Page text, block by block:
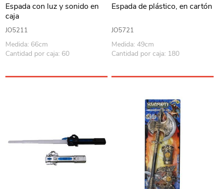
Espada con luz y sonido en
caja
JO5211
Medida: 66cm
Cantidad por caja: 60
Espada de plástico, en cartón
JO5721
Medida: 49cm
Cantidad por caja: 180